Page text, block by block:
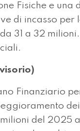
Fisiche e una
di incasso per
31 a 32
Finanziario
del 2025